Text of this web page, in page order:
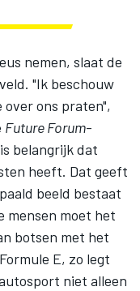
nemen, slaat de
"Ik beschouw
ons praten",
Future Forum-
belangrijk dat
heeft. Dat geeft
beeld bestaat
mensen moet het
botsen met het
E, zo legt
niet alleen